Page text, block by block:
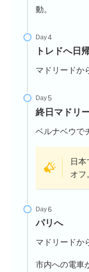
動。
Day
トレドへ日
マドリードか
Day
終日マドリ
ベルナベウで
日
オフ
Day
パリへ
マドリードか
市内への電車